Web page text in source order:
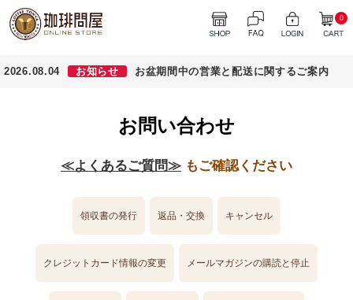
0
2026.08.04 お知らせ お盆期間中の営業と配送に関するご案内
お問い合わせ
≪よくあるご質問≫ もご確認ください
領収書の発行 返品・交換 キャンセル
クレジットカード情報の変更 メールマガジンの購読と停止